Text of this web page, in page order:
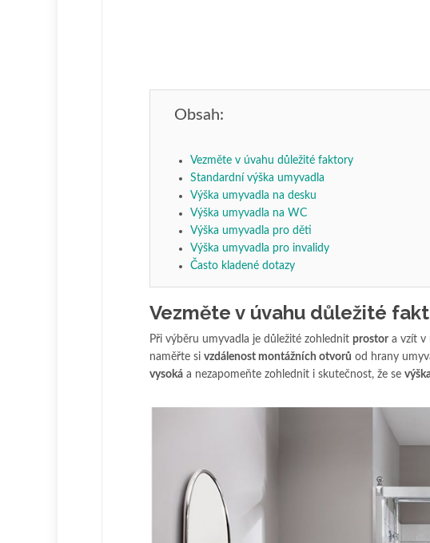
Obsah:
Vezměte v úvahu důležité faktory
Standardní výška umyvadla
Výška umyvadla na desku
Výška umyvadla na WC
Výška umyvadla pro děti
Výška umyvadla pro invalidy
Často kladené dotazy
Vezměte v úvahu důležité
Při výběru umyvadla je důležité zohlednit prostor a vzít v
naměřte si vzdálenost montážních otvorů od hrany
vysoká a nezapomeňte zohlednit i skutečnost, že se